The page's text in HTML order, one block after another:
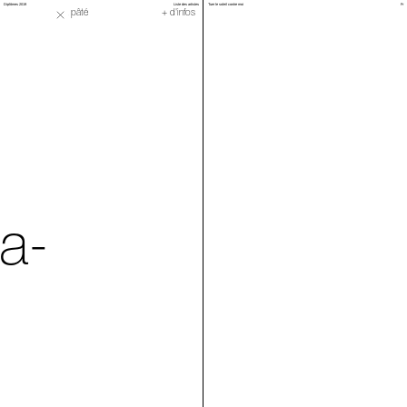
Diplômes 2019 Liste des artistes Tuer le soleil contre moi Fr
Un chien dans la pâté + d'infos